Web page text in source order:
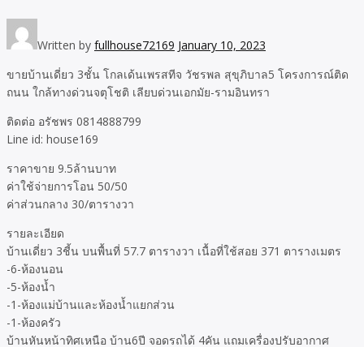
Written by fullhouse72169 January 10, 2023
ขายบ้านเดี่ยว 3ชั้น โกลเด้นเพรสทีจ วัชรพล สุขุภิบาล5 โครงการณ์ติด
ถนน ใกล้ทางด่วนจตุโชติ เลียบด่วนเอกมัย-รามอินทรา
ติดต่อ อรัชพร 0814888799
Line id: house169
ราคาขาย 9.5ล้านบาท
ค่าใช้จ่ายการโอน 50/50
ค่าส่วนกลาง 30/ตารางวา
รายละเอียด
บ้านเดี่ยว 3ชี้น บนพื้นที่ 57.7 ตารางวา เนื้อที่ใช้สอย 371 ตารางเมตร
-6-ห้องนอน
-5-ห้องน้ำ
-1-ห้องแม่บ้านและห้องน้ำแยกส่วน
-1-ห้องครัว
บ้านหันหน้าทิศเหนือ บ้าน6ปี จอดรถได้ 4คัน แถมเครื่องปรับอากาศ